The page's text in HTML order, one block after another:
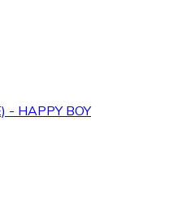
- HAPPY BOY